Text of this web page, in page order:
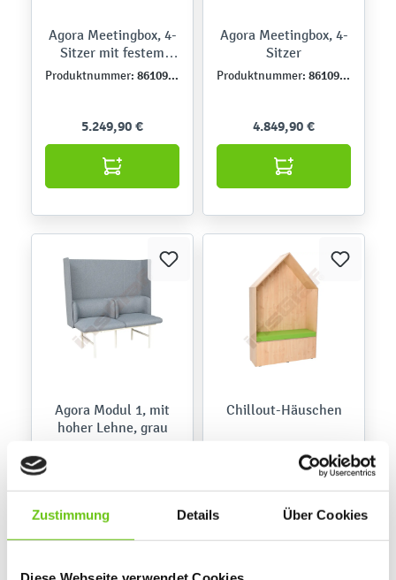
Zustimmung Details Über Cookies
Agora Meetingbox, 4-
Sitzer mit festem
Tisch
Produktnummer: 861097-1
5.249,90 €
Agora Meetingbox, 4-
Sitzer
Produktnummer: 861096-1
4.849,90 €
Agora Modul 1, mit
hoher Lehne, grau
Chillout-Häuschen